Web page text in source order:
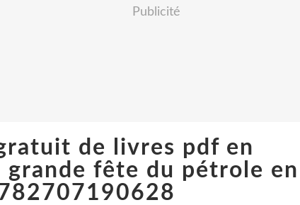
Publicité
de livres pdf en
grande fête du pétrole en